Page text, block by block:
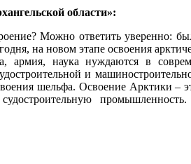
области»:
Можно ответить уверенно:
на новом этапе освоения
армия, наука нуждаются в
и
шельфа. Освоение Арктики –